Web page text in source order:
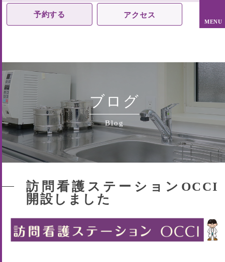
ブログ
Blog
予約する アクセス
訪問看護ステーションOCCI
開設しました